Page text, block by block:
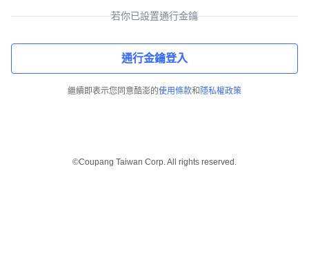
若你已設置通行金鑰
通行金鑰登入
繼續即表示您同意酷澎的使用條款和 隱私權政策
©Coupang Taiwan Corp. All rights reserved.